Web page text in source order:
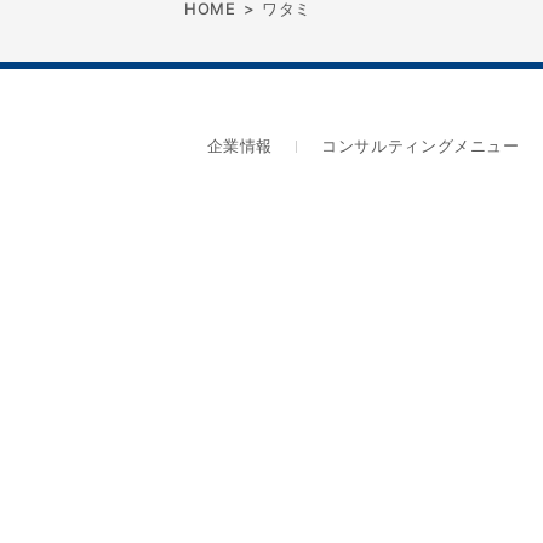
HOME > ワタミ
企業情報 コンサルティングメニュー